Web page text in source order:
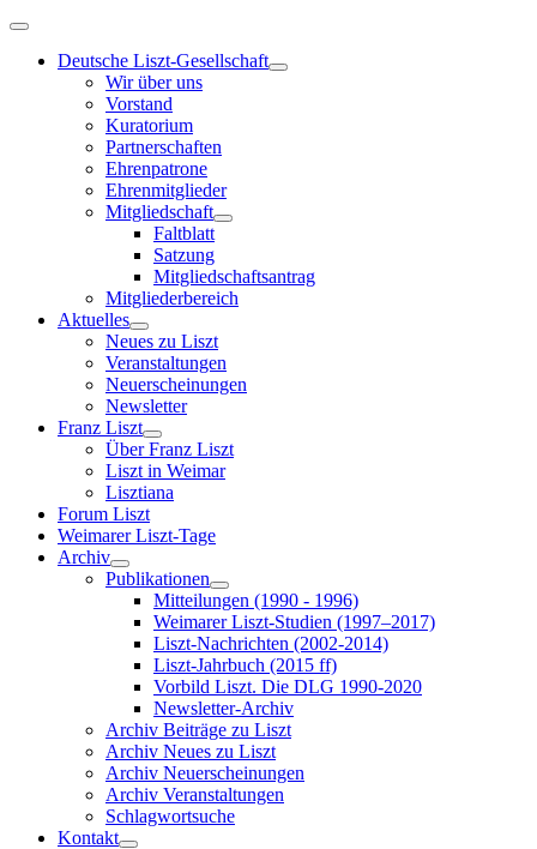
Deutsche Liszt-Gesellschaft
Wir über uns
Vorstand
Kuratorium
Partnerschaften
Ehrenpatrone
Ehrenmitglieder
Mitgliedschaft
Faltblatt
Satzung
Mitgliedschaftsantrag
Mitgliederbereich
Aktuelles
Neues zu Liszt
Veranstaltungen
Neuerscheinungen
Newsletter
Franz Liszt
Über Franz Liszt
Liszt in Weimar
Lisztiana
Forum Liszt
Weimarer Liszt-Tage
Archiv
Publikationen
Mitteilungen (1990 - 1996)
Weimarer Liszt-Studien (1997–2017)
Liszt-Nachrichten (2002-2014)
Liszt-Jahrbuch (2015 ff)
Vorbild Liszt. Die DLG 1990-2020
Newsletter-Archiv
Archiv Beiträge zu Liszt
Archiv Neues zu Liszt
Archiv Neuerscheinungen
Archiv Veranstaltungen
Schlagwortsuche
Kontakt